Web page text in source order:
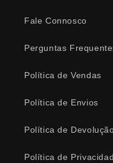
Fale Connosco
Perguntas
Política de Vendas
Política de Envios
Política de
Política de